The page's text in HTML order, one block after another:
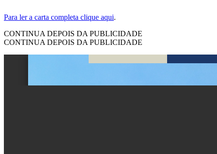
Para ler a carta completa clique aqui.
CONTINUA DEPOIS DA PUBLICIDADE
CONTINUA DEPOIS DA PUBLICIDADE